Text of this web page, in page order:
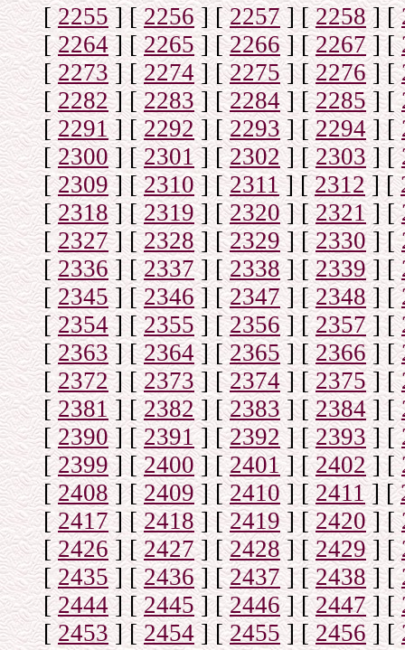
[2255] [2256] [2257] [2258] [
[2264] [2265] [2266] [2267] [
[2273] [2274] [2275] [2276] [
[2282] [2283] [2284] [2285] [
[2291] [2292] [2293] [2294] [
[2300] [2301] [2302] [2303] [
[2309] [2310] [2311] [2312] [
[2318] [2319] [2320] [2321] [
[2327] [2328] [2329] [2330] [
[2336] [2337] [2338] [2339] [
[2345] [2346] [2347] [2348] [
[2354] [2355] [2356] [2357] [
[2363] [2364] [2365] [2366] [
[2372] [2373] [2374] [2375] [
[2381] [2382] [2383] [2384] [
[2390] [2391] [2392] [2393] [
[2399] [2400] [2401] [2402] [
[2408] [2409] [2410] [2411] [
[2417] [2418] [2419] [2420] [
[2426] [2427] [2428] [2429] [
[ 2435] [2436] [2437] [2438] [
[2444] [2445] [2446] [2447] [
[2453] [2454] [2455 ] [2456] [